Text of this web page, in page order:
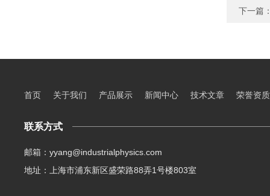
下一篇
首页 关于我们 产品展示 新闻中心 技术文章 荣誉资质
联系方式
邮箱：yyang@industrialphysics.com
地址：上海市浦东新区盛荣路88弄1号楼803室